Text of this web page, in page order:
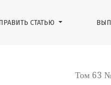
СТАТЬЮ
Том 63